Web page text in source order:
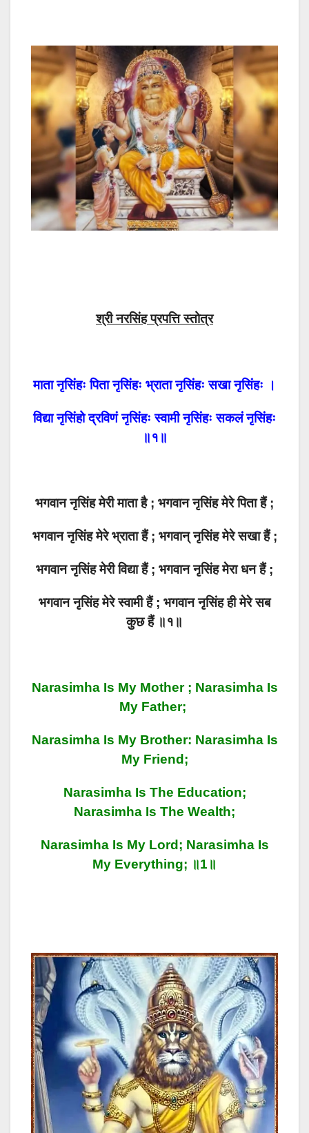
श्री नरसिंह प्रपत्ति स्तोत्र
माता नृसिंहः पिता नृसिंहः भ्राता नृसिंहः सखा नृसिंहः ।
विद्या नृसिंहो द्रविणं नृसिंहः स्वामी नृसिंहः सकलं नृसिंहः
॥१॥
भगवान नृसिंह मेरी माता है ; भगवान नृसिंह मेरे पिता हैं ;
भगवान नृसिंह मेरे भ्राता हैं ; भगवान् नृसिंह मेरे सखा हैं ;
भगवान नृसिंह मेरी विद्या हैं ; भगवान नृसिंह मेरा धन हैं ;
भगवान नृसिंह मेरे स्वामी हैं ; भगवान नृसिंह ही मेरे सब
कुछ हैं ॥१॥
Narasimha Is My Mother ; Narasimha Is
My Father;
Narasimha Is My Brother: Narasimha Is
My Friend;
Narasimha Is The Education;
Narasimha Is The Wealth;
Narasimha Is My Lord; Narasimha Is
My Everything; ॥1॥